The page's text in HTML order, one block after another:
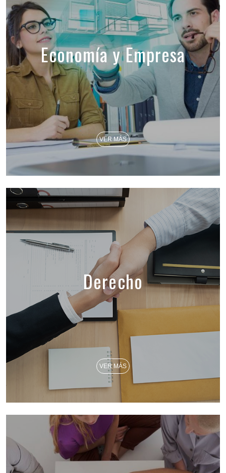
Economía y Empresa
VER MÁS
Derecho
VER MÁS